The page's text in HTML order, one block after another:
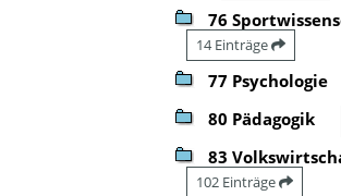
76
14 Einträge
77 Psychologie
80 Pädagogik
83
102 Einträge